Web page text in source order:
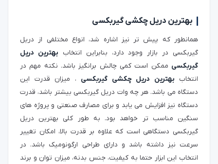
بهترین دریل چکشی گیربکسی
همانطور که پیش تر نیز اشاره شد، انواع مختلفی از دریل
گیربکسی در بازار وجود دارد، بنابراین انتخاب بهترین دریل
گیربکسی ممکن است کمی چالش برانگیز باشد. نکته مهم در
انتخاب بهترین دریل چکشی گیربکسی ، میزان قدرت این
دستگاه می باشد. هر چه وات دریل گیربکسی بیشتر باشد، قدرت
دستگاه نیز افزایش می یابد و برای مصارف صنعتی و پروژه های
سنگین مناسب تر خواهد بود. به طور کلی بهترین دریل
گیربکسی دستگاهی است که علاوه بر قدرت بالا، امکان تغییر
سرعت نیز داشته باشد و دارای طراحی ارگونومیک باشد. در
انتخاب این ابزار حتما به کیفیت، جنس بدنه، میزان توان و برند